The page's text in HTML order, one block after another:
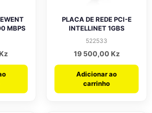
MBPS
Kz
PLACA DE REDE PCI-E
INTELLINET 1GBS
522533
19 500,00 Kz
Adicionar ao
carrinho